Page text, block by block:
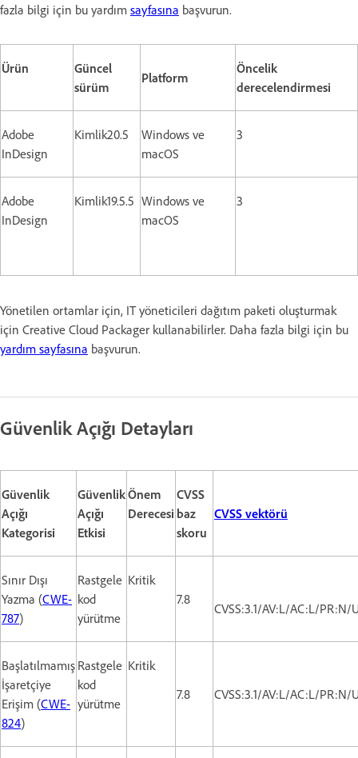
fazla bilgi için bu yardım sayfasına başvurun.
Ürün
Güncel
sürüm
Platform
Öncelik
derecelendirmesi
Adobe
InDesign
Kimlik20.5
Windows ve
macOS
3
Adobe
InDesign
Kimlik19.5.5 Windows ve
macOS
3
Yönetilen ortamlar için, IT yöneticileri dağıtım paketi oluşturmak
için Creative Cloud Packager kullanabilirler. Daha fazla bilgi için bu
yardım sayfasına başvurun.
Güvenlik Açığı Detayları
Güvenlik
Açığı
Kategorisi
Güvenlik
Açığı
Etkisi
Önem
Derecesi
CVSS
baz
skoru
CVSS vektörü
Sınır Dışı
Yazma (CWE-
787)
Rastgele
kod
yürütme
Kritik
7.8
CVSS:3.1/AV:L/AC:L/
Başlatılmamış
İşaretçiye
Erişim (CWE-
824)
Rastgele
kod
yürütme
Kritik
7.8
CVSS:3.1/AV:L/AC:L/